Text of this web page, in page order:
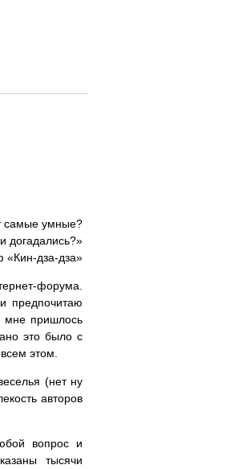
самые умные?
догадались?»
«Кин-дза-дза»
форума.
предпочитаю
мне пришлось
это было с
этом.
(нет ну
авторов
вопрос и
тысячи